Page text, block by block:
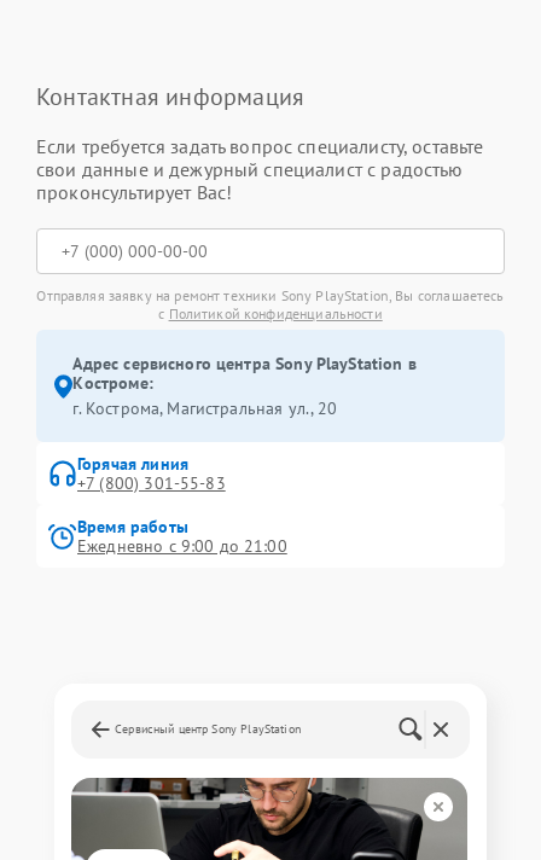
Контактная информация
Если требуется задать вопрос специалисту, оставьте
свои данные и дежурный специалист с радостью
проконсультирует Вас!
Отправляя заявку на ремонт техники Sony PlayStation, Вы соглашаетесь
с Политикой конфиденциальности
Адрес сервисного центра Sony PlayStation в
Костроме:
г. Кострома, Магистральная ул., 20
Горячая линия
+7 (800) 301-55-83
Время работы
Ежедневно с 9:00 до 21:00
Сервисный центр Sony PlayStation